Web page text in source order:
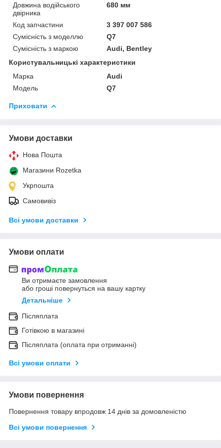
Довжина водійського
двірника
680 мм
Код запчастини
3 397 007 586
Сумісність з моделлю
Q7
Сумісність з маркою
Audi, Bentley
Користувальницькі характеристики
Марка
Audi
Модель
Q7
Приховати
Умови доставки
Нова Пошта
Магазини Rozetka
Укрпошта
Самовивіз
Всі умови доставки
Умови оплати
Ви отримаєте замовлення
або гроші повернуться на вашу картку
Детальніше
Післяплата
Готівкою в магазині
Післяплата (оплата при отриманні)
Всі умови оплати
Умови повернення
Повернення товару впродовж 14 днів за домовленістю
Всі умови повернення